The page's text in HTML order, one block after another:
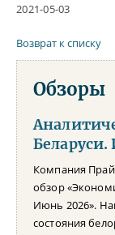
2021-05-03
Возврат к списку
Обзоры
Компания
обзор
Июнь 2026».
состояния